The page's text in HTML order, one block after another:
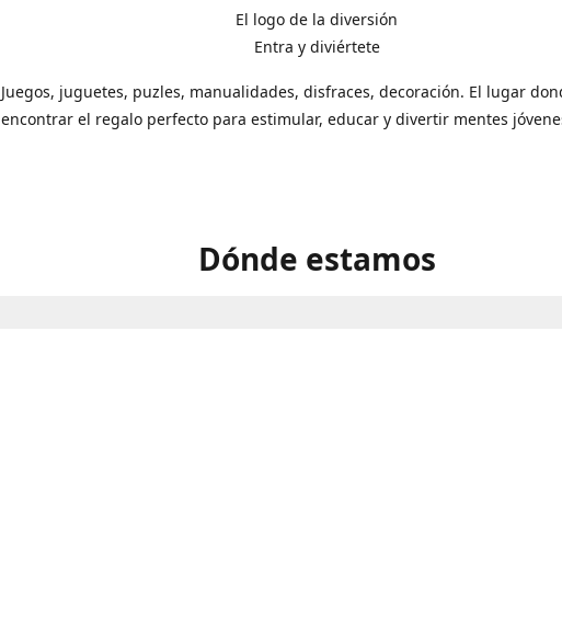
El logo de la diversión
Entra y diviértete
Juegos, juguetes, puzles, manualidades, disfraces, decoración. El lugar
encontrar el regalo perfecto para estimular, educar y divertir mentes
Dónde estamos